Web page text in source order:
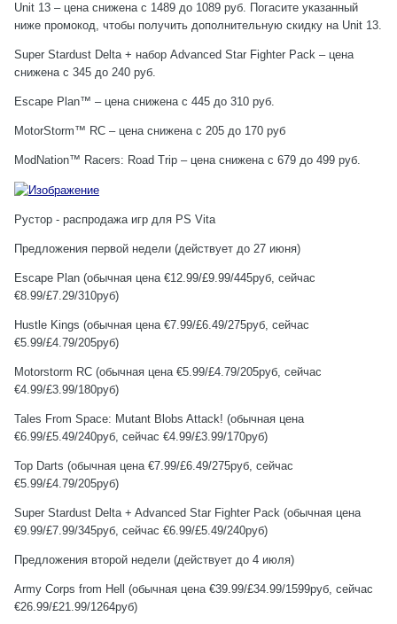
Unit 13 – цена снижена с 1489 до 1089 руб. Погасите указанный
ниже промокод, чтобы получить дополнительную скидку на Unit 13.
Super Stardust Delta + набор Advanced Star Fighter Pack – цена
снижена с 345 до 240 руб.
Escape Plan™ – цена снижена с 445 до 310 руб.
MotorStorm™ RC – цена снижена с 205 до 170 руб
ModNation™ Racers: Road Trip – цена снижена с 679 до 499 руб.
Рустор - распродажа игр для PS Vita
Предложения первой недели (действует до 27 июня)
Escape Plan (обычная цена €12.99/£9.99/445руб, сейчас
€8.99/£7.29/310руб)
Hustle Kings (обычная цена €7.99/£6.49/275руб, сейчас
€5.99/£4.79/205руб)
Motorstorm RC (обычная цена €5.99/£4.79/205руб, сейчас
€4.99/£3.99/180руб)
Tales From Space: Mutant Blobs Attack! (обычная цена
€6.99/£5.49/240руб, сейчас €4.99/£3.99/170руб)
Top Darts (обычная цена €7.99/£6.49/275руб, сейчас
€5.99/£4.79/205руб)
Super Stardust Delta + Advanced Star Fighter Pack (обычная цена
€9.99/£7.99/345руб, сейчас €6.99/£5.49/240руб)
Предложения второй недели (действует до 4 июля)
Army Corps from Hell (обычная цена €39.99/£34.99/1599руб, сейчас
€26.99/£21.99/1264руб)